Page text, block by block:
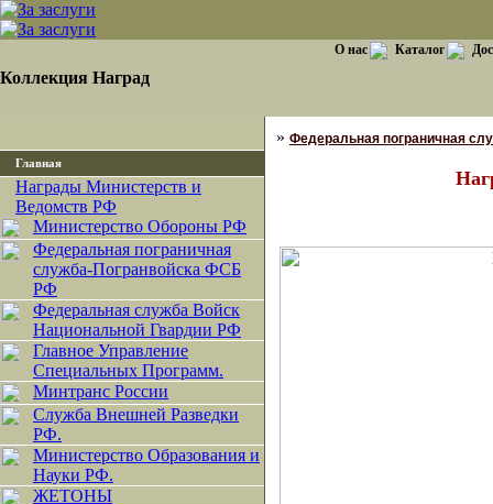
Коллекция Наград
О нас Каталог
Главная
Награды Министерств и
Ведомств РФ
Министерство Обороны РФ
Федеральная пограничная
служба-Погранвойска ФСБ
РФ
Федеральная служба Войск
Национальной Гвардии РФ
Главное Управление
Специальных Программ.
Минтранс России
Служба Внешней Разведки
РФ.
Министерство Образования и
Науки РФ.
ЖЕТОНЫ
» Федеральная пограничная